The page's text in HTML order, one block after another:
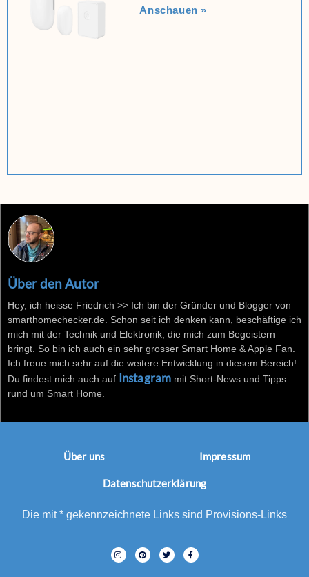
Anschauen »
Über den Autor
Hey, ich heisse Friedrich >> Ich bin der Gründer und Blogger von
smarthomechecker.de. Schon seit ich denken kann, beschäftige ich
mich mit der Technik und Elektronik, die mich zum Begeistern
bringt. So bin ich auch ein sehr grosser Smart Home & Apple Fan.
Ich freue mich sehr auf die weitere Entwicklung in diesem Bereich!
Du findest mich auch auf Instagrammit Short-News und Tipps
rund um Smart Home.
Über uns Impressum
Datenschutzerklärung
Die mit * gekennzeichnete Links sind Provisions-Links